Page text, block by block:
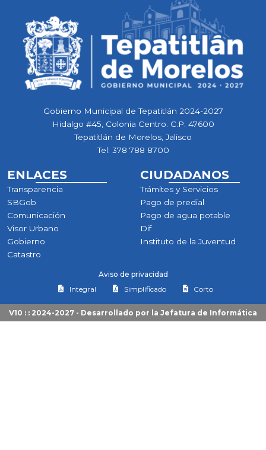
Gobierno Municipal de Tepatitlán 2024-2027
Hidalgo #45, Colonia Centro. C.P. 47600
Tepatitlán de Morelos, Jalisco
Tel: 378 788 8700
ENLACES
Transparencia
SBGob
Comunicación
Visor Urbano
Gobierno
Catastro
CIUDADANOS
Trámites y Servicios
Pago de predial
Pago de agua potable
Dif
Instituto de la Juventud
Aviso de privacidad
Integral
Simplificado Corto
V10 : : 2024-2027 - Desarrollado por la Jefatura de Informática